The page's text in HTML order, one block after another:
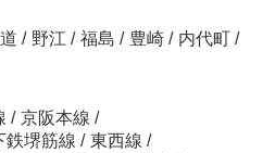
/ 野江 / 福島 / 豊崎 / 内代町 /
/ 京阪本線 /
鉄堺筋線 / 東西線 /